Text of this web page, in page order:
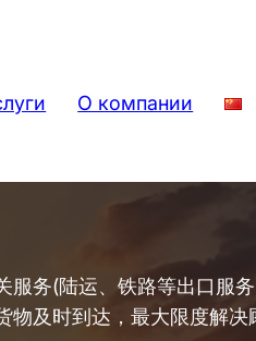
О компании
务(陆运、铁路等出口服
及时到达，最大限度解决